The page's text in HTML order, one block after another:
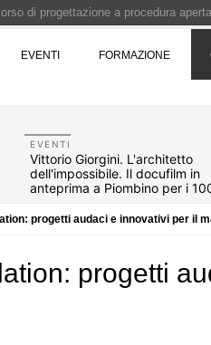
EVENTI FORMAZIONE
EVENTI
Vittorio Giorgini. L'architetto
dell'impossibile. Il docufilm in
anteprima a Piombino per i
progetti audaci e innovativi per il
progetti
di progettazione a procedura
è fermo - La pronuncia della
- XX edizione promossa